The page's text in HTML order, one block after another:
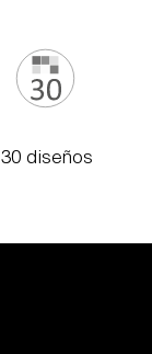
30 diseños